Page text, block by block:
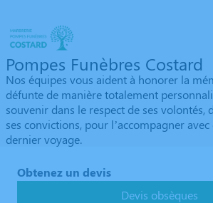
Pompes Funèbres Costard
Nos équipes vous aident à honorer la
défunte de manière totalement
souvenir dans le respect de ses volontés,
ses convictions, pour l’accompagner
dernier voyage.
Obtenez un devis
Devis obsèques